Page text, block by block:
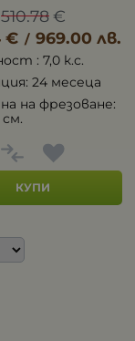
510.78 €
€ / 969.00 лв.
: 7,0 к.с.
24 месеца
на фрезоване:
КУПИ